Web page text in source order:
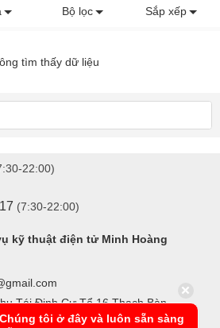
Bộ lọc Sắp xếp
tìm thấy dữ liệu
22:00)
(7:30-22:00)
kỹ thuật điện tử Minh Hoàng
Tái Định Cư Tổ 16 Thạch Bàn -
Chúng tôi ở đây và luôn sẵn sàng